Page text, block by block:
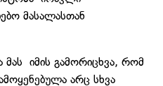
მასალასთან
მას იმის გამორიცხვა, რომ
არც სხვა